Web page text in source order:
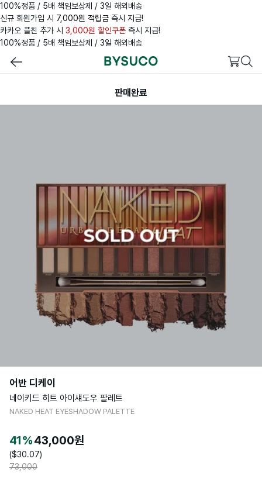
100%정품 / 5배 책임보상제 / 3일 해외배송
신규 회원가입 시 7,000원 적립금 즉시 지급!
카카오 플친 추가 시 3,000원 할인쿠폰 즉시 지급!
100%정품 / 5배 책임보상제 / 3일 해외배송
판매완료
어반 디케이
네이키드 히트 아이섀도우 팔레트
NAKED HEAT EYESHADOW PALETTE
41%43,000원
($30.07)
73,000